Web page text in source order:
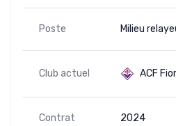
Poste Milieu
Club actuel ACF
Contrat 2024